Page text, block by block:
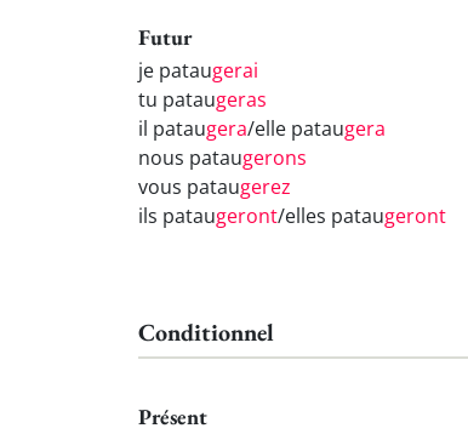
Futur
je pataugerai
tu pataugeras
il pataugera/elle pataugera
nous pataugerons
vous pataugerez
ils pataugeront/elles pataugeront
Conditionnel
Présent